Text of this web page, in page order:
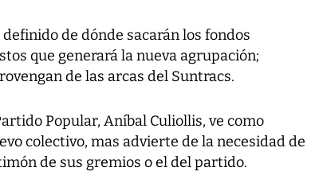
de dónde sacarán los fondos
que generará la nueva agrupación;
de las arcas del Suntracs.
Popular, Aníbal Culiollis, ve como
colectivo, mas advierte de la necesidad de
de sus gremios o el del partido.